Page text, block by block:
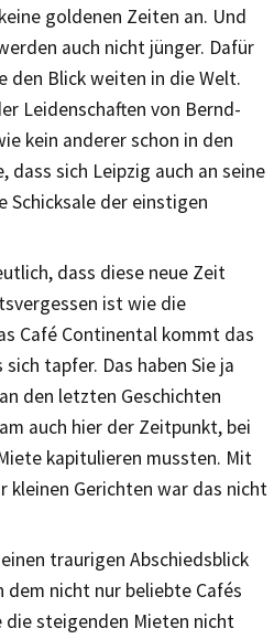
goldenen Zeiten an. Und
auch nicht jünger. Dafür
den Blick weiten in die Welt.
Leidenschaften von Bernd-
kein anderer schon in den
dass sich Leipzig auch an seine
Schicksale der einstigen
dass diese neue Zeit
ist wie die
Café Continental kommt das
tapfer. Das haben Sie ja
den letzten Geschichten
auch hier der Zeitpunkt, bei
kapitulieren mussten. Mit
kleinen Gerichten war das nicht
traurigen Abschiedsblick
dem nicht nur beliebte Cafés
die steigenden Mieten nicht